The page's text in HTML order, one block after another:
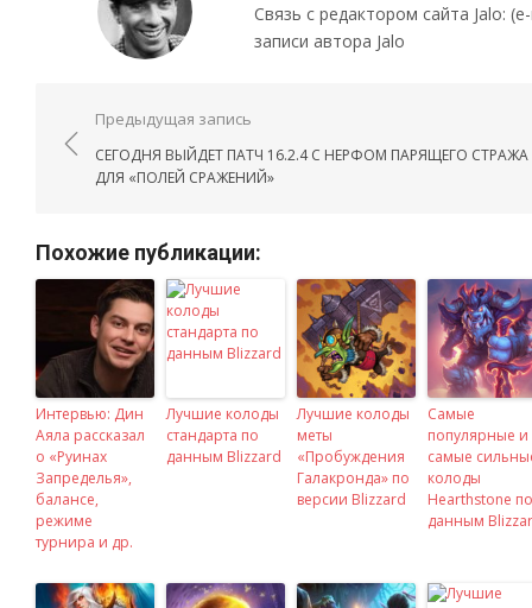
Связь с редактором сайта Jalo:
записи автора Jalo
Навигация по записям
Предыдущая запись
СЕГОДНЯ ВЫЙДЕТ ПАТЧ 16.2.4 С НЕРФОМ ПАРЯЩЕГО СТРАЖА
ДЛЯ «ПОЛЕЙ СРАЖЕНИЙ»
Похожие публикации:
Интервью: Дин
Аяла рассказал
о «Руинах
Запределья»,
балансе,
режиме
турнира и др.
Лучшие колоды
стандарта по
данным Blizzard
Лучшие колоды
меты
«Пробуждения
Галакронда» по
версии Blizzard
Самые
популярные и
самые
колоды
Hearthstone по
данным